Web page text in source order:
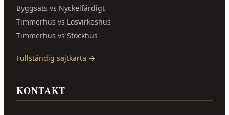
Byggsats vs Nyckelfärdigt
Timmerhus vs Lösvirkeshus
Timmerhus vs Stockhus
Fullständig sajtkarta →
KONTAKT